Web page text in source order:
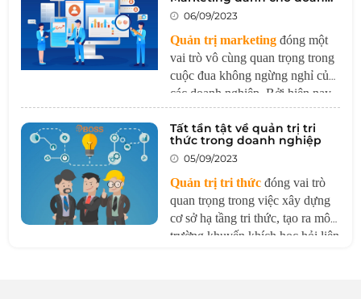
quản trị doanh nghiệp đòi hỏi sự
linh hoạt, hiểu biết và sự cải tiến,
học hỏi liên tục.
nghiệp
06/09/2023
Quản trị marketing đóng một
vai trò vô cùng quan trọng trong
cuộc đua không ngừng nghỉ của
các doanh nghiệp. Bởi hiện nay,
sự cạnh tranh trên thị trường đã
trở nên hết sức khốc liệt do sự
biến đổi nhanh chóng của công
nghệ và sự xuất hiện của các
chính sách thương mại mới. Điều
này đặt ra một thách thức lớn
cho các doanh nghiệp.
Tất tần tật về quản trị tri
thức trong doanh nghiệp
05/09/2023
Quản trị tri thức đóng vai trò
quan trọng trong việc xây dựng
cơ sở hạ tầng tri thức, tạo ra môi
trường khuyến khích học hỏi liên